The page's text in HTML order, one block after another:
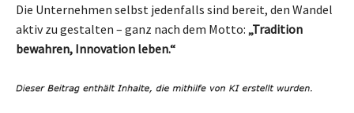
Die Unternehmen selbst jedenfalls sind bereit, den Wandel
aktiv zu gestalten – ganz nach dem Motto: „Tradition
bewahren, Innovation leben.“